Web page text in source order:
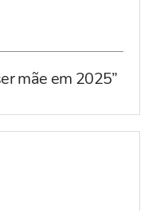
mãe em 2025”